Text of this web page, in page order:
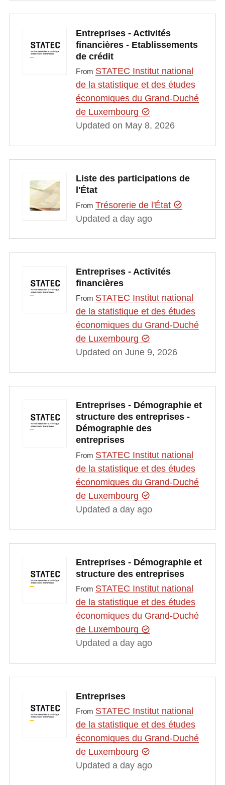
Entreprises - Activités
financières - Etablissements
de crédit
From STATEC Institut national
de la statistique et des études
économiques du Grand-Duché
de Luxembourg
Updated on May 8, 2026
Liste des participations de
l'État
From Trésorerie de l'État
Updated a day ago
Entreprises - Activités
financières
From STATEC Institut national
de la statistique et des études
économiques du Grand-Duché
de Luxembourg
Updated on June 9, 2026
Entreprises - Démographie et
structure des entreprises -
Démographie des
entreprises
From STATEC Institut national
de la statistique et des études
économiques du Grand-Duché
de Luxembourg
Updated a day ago
Entreprises - Démographie et
structure des entreprises
From STATEC Institut national
de la statistique et des études
économiques du Grand-Duché
de Luxembourg
Updated a day ago
Entreprises
From STATEC Institut national
de la statistique et des études
économiques du Grand-Duché
de Luxembourg
Updated a day ago